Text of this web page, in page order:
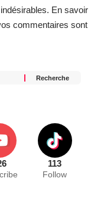
En savoir
commentaires sont
113
Follow